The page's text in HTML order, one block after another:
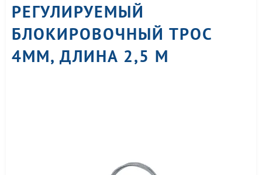
РЕГУЛИРУЕМЫЙ
БЛОКИРОВОЧНЫЙ ТРОС
4ММ, ДЛИНА 2,5 М